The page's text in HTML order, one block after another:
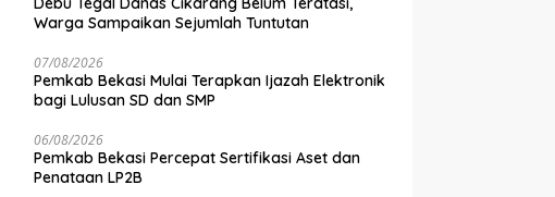
Warga Sampaikan Sejumlah Tuntutan
07/08/2026
Pemkab Bekasi Mulai Terapkan Ijazah Elektronik
bagi Lulusan SD dan SMP
06/08/2026
Pemkab Bekasi Percepat Sertifikasi Aset dan
Penataan LP2B